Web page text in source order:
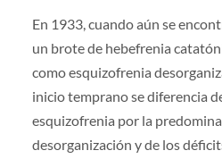
En 1933, cuando aún se
un brote de hebefrenia
como esquizofrenia
inicio temprano se diferencia
esquizofrenia por la
desorganización y de los